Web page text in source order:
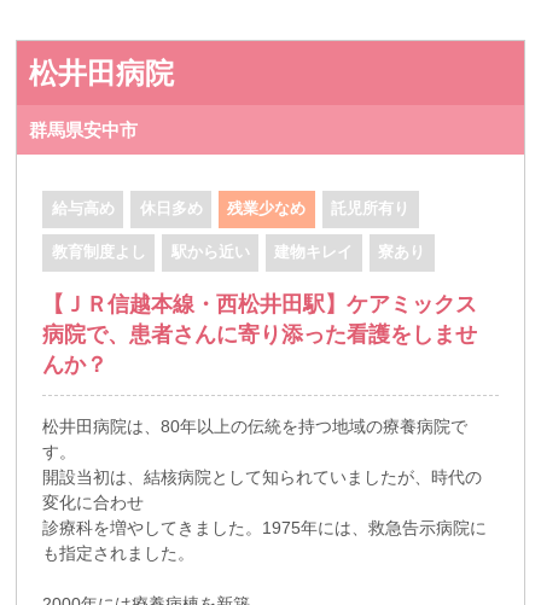
松井田病院
群馬県安中市
給与高め 休日多め 残業少なめ 託児所有り
教育制度よし 駅から近い 建物キレイ 寮あり
【ＪＲ信越本線・西松井田駅】ケアミックス
病院で、患者さんに寄り添った看護をしませ
んか？
松井田病院は、80年以上の伝統を持つ地域の療養病院で
す。
開設当初は、結核病院として知られていましたが、時代の
変化に合わせ
診療科を増やしてきました。1975年には、救急告示病院に
も指定されました。